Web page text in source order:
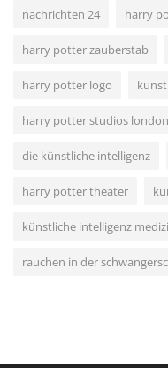
nachrichten 24 harry
harry potter zauberstab
harry potter logo
harry potter studios london
die künstliche intelligenz
harry potter theater
künstliche intelligenz
rauchen in der